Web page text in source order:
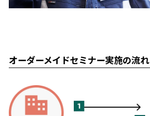
オーダーメイドセミナー実施の流れ